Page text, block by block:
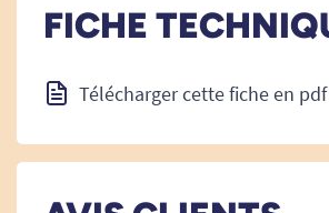
Dimensions : 30 x 4 cm
Certification : CE, RoHS
FICHE
Télécharger cette fiche en pdf